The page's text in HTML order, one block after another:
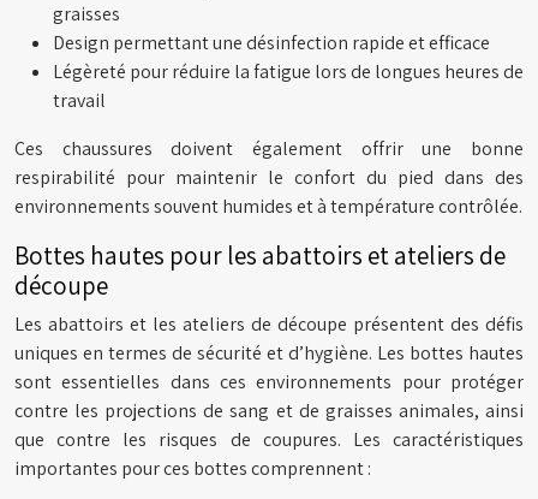
graisses
Design permettant une désinfection rapide et efficace
Légèreté pour réduire la fatigue lors de longues heures de
travail
Ces chaussures doivent également offrir une bonne
respirabilité pour maintenir le confort du pied dans des
environnements souvent humides et à température contrôlée.
Bottes hautes pour les abattoirs et ateliers de
découpe
Les abattoirs et les ateliers de découpe présentent des défis
uniques en termes de sécurité et d’hygiène. Les bottes hautes
sont essentielles dans ces environnements pour protéger
contre les projections de sang et de graisses animales, ainsi
que contre les risques de coupures. Les caractéristiques
importantes pour ces bottes comprennent :